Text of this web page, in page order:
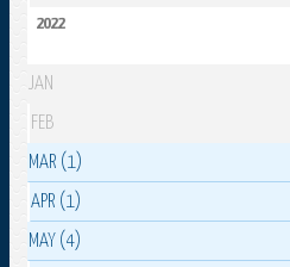
2022
JAN
FEB
MAR (1)
APR (1)
MAY (4)